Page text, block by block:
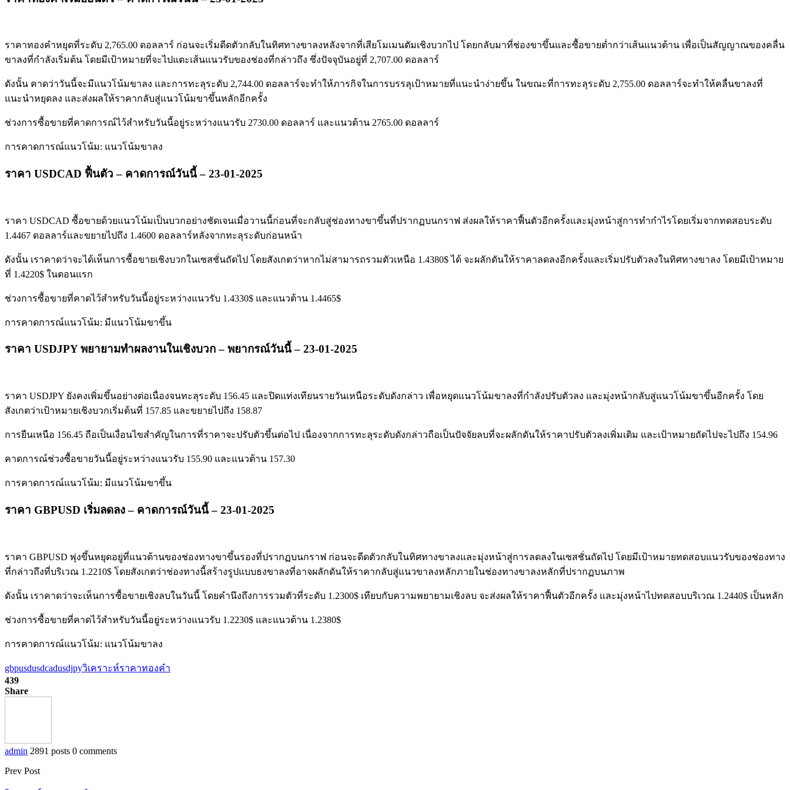
ราคาทองคำหยุดที่ระดับ 2,765.00 ดอลลาร์ ก่อนจะเริ่มดีดตัวกลับในทิศทางขาลงหลังจากที่เสียโมเมนตัมเชิงบวกไป โดยกลับมาที่ช่องขาขึ้นและซื้อขายต่ำกว่าเส้นแนวต้าน เพื่อเป็นสัญญาณของคลื่น
ขาลงที่กำลังเริ่มต้น โดยมีเป้าหมายที่จะไปแตะเส้นแนวรับของช่องที่กล่าวถึง ซึ่งปัจจุบันอยู่ที่ 2,707.00 ดอลลาร์
ดังนั้น คาดว่าวันนี้จะมีแนวโน้มขาลง และการทะลุระดับ 2,744.00 ดอลลาร์จะทำให้ภารกิจในการบรรลุเป้าหมายที่แนะนำง่ายขึ้น ในขณะที่การทะลุระดับ 2,755.00 ดอลลาร์จะทำให้คลื่นขาลงที่
แนะนำหยุดลง และส่งผลให้ราคากลับสู่แนวโน้มขาขึ้นหลักอีกครั้ง
ช่วงการซื้อขายที่คาดการณ์ไว้สำหรับวันนี้อยู่ระหว่างแนวรับ 2730.00 ดอลลาร์ และแนวต้าน 2765.00 ดอลลาร์
การคาดการณ์แนวโน้ม: แนวโน้มขาลง
ราคา USDCAD ฟื้นตัว – คาดการณ์วันนี้ – 23-01-2025
ราคา USDCAD ซื้อขายด้วยแนวโน้มเป็นบวกอย่างชัดเจนเมื่อวานนี้ก่อนที่จะกลับสู่ช่องทางขาขึ้นที่ปรากฏบนกราฟ ส่งผลให้ราคาฟื้นตัวอีกครั้งและมุ่งหน้าสู่การทำกำไรโดยเริ่มจากทดสอบระดับ
1.4467 ดอลลาร์และขยายไปถึง 1.4600 ดอลลาร์หลังจากทะลุระดับก่อนหน้า
ดังนั้น เราคาดว่าจะได้เห็นการซื้อขายเชิงบวกในเซสชั่นถัดไป โดยสังเกตว่าหากไม่สามารถรวมตัวเหนือ 1.4380$ ได้ จะผลักดันให้ราคาลดลงอีกครั้งและเริ่มปรับตัวลงในทิศทางขาลง โดยมีเป้าหมาย
ที่ 1.4220$ ในตอนแรก
ช่วงการซื้อขายที่คาดไว้สำหรับวันนี้อยู่ระหว่างแนวรับ 1.4330$ และแนวต้าน 1.4465$
การคาดการณ์แนวโน้ม: มีแนวโน้มขาขึ้น
ราคา USDJPY พยายามทำผลงานในเชิงบวก – พยากรณ์วันนี้ – 23-01-2025
ราคา USDJPY ยังคงเพิ่มขึ้นอย่างต่อเนื่องจนทะลุระดับ 156.45 และปิดแท่งเทียนรายวันเหนือระดับดังกล่าว เพื่อหยุดแนวโน้มขาลงที่กำลังปรับตัวลง และมุ่งหน้ากลับสู่แนวโน้มขาขึ้นอีกครั้ง โดย
สังเกตว่าเป้าหมายเชิงบวกเริ่มต้นที่ 157.85 และขยายไปถึง 158.87
การยืนเหนือ 156.45 ถือเป็นเงื่อนไขสำคัญในการที่ราคาจะปรับตัวขึ้นต่อไป เนื่องจากการทะลุระดับดังกล่าวถือเป็นปัจจัยลบที่จะผลักดันให้ราคาปรับตัวลงเพิ่มเติม และเป้าหมายถัดไปจะไปถึง 154.96
คาดการณ์ช่วงซื้อขายวันนี้อยู่ระหว่างแนวรับ 155.90 และแนวต้าน 157.30
การคาดการณ์แนวโน้ม: มีแนวโน้มขาขึ้น
ราคา GBPUSD เริ่มลดลง – คาดการณ์วันนี้ – 23-01-2025
ราคา GBPUSD พุ่งขึ้นหยุดอยู่ที่แนวต้านของช่องทางขาขึ้นรองที่ปรากฏบนกราฟ ก่อนจะดีดตัวกลับในทิศทางขาลงและมุ่งหน้าสู่การลดลงในเซสชั่นถัดไป โดยมีเป้าหมายทดสอบแนวรับของช่องทาง
ที่กล่าวถึงที่บริเวณ 1.2210$ โดยสังเกตว่าช่องทางนี้สร้างรูปแบบธงขาลงที่อาจผลักดันให้ราคากลับสู่แนวขาลงหลักภายในช่องทางขาลงหลักที่ปรากฏบนภาพ
ดังนั้น เราคาดว่าจะเห็นการซื้อขายเชิงลบในวันนี้ โดยคำนึงถึงการรวมตัวที่ระดับ 1.2300$ เทียบกับความพยายามเชิงลบ จะส่งผลให้ราคาฟื้นตัวอีกครั้ง และมุ่งหน้าไปทดสอบบริเวณ 1.2440$ เป็นหลัก
ช่วงการซื้อขายที่คาดไว้สำหรับวันนี้อยู่ระหว่างแนวรับ 1.2230$ และแนวต้าน 1.2380$
การคาดการณ์แนวโน้ม: แนวโน้มขาลง
gbpusdusdcadusdjpyวิเคราะห์ราคาทองคำ
439
Share
admin 2891 posts 0 comments
Prev Post